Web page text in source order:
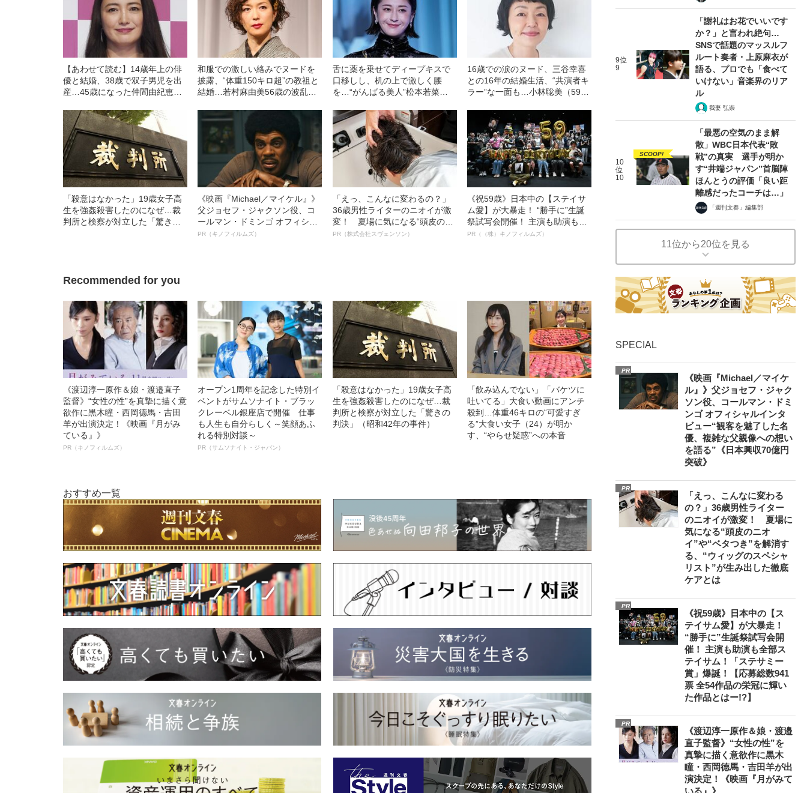
【あわせて読む】14歳年上の俳
優と結婚、38歳で双子男児を出
産…45歳になった仲間由紀恵
い通りにはいかないはずなの
で…」
和服での激しい絡みでヌードを
披露、“体重150キロ超”の教祖と
結婚…若村麻由美56歳の波乱万
舌に薬を乗せてディープキスで
口移しし、机の上で激しく腰
を…“がんばる美人”松本若菜
16歳での涙のヌード、三谷幸喜
との16年の結婚生活、“共演者キ
ラー”な一面も…小林聡美（59）
女優人生
「殺意はなかった」19歳女子高
生を強姦殺害したのになぜ…裁
判所と検察が対立した「驚きの
《映画『Michael／マイケル』》
父ジョセフ・ジャクソン役、コ
ールマン・ドミンゴ オフィシャ
ルインタビュー“観客を魅了した
PR（キノフィルムズ）
「えっ、こんなに変わるの？」
36歳男性ライターのニオイが激
変！ 夏場に気になる“頭皮のニ
オイ”や“ベタつき”を解消す
PR（株式会社スヴェンソン）
《祝59歳》日本中の【ステイサ
ム愛】が大暴走！ “勝手に”生誕
祭試写会開催！ 主演も助演も全
部ステイサム！「ステサミー
PR（（株）キノフィルムズ）
Recommended for you
《渡辺淳一原作＆娘・渡邉直子
監督》“女性の性”を真摯に描く意
欲作に黒木瞳・西岡德馬・吉田
羊が出演決定！《映画『月がみ
ている』》
PR（キノフィルムズ）
オープン1周年を記念した特別イ
ベントがサムソナイト・ブラッ
クレーベル銀座店で開催 仕事
も人生も自分らしく～笑顔あふ
れる特別対談～
PR（サムソナイト・ジャパン）
「殺意はなかった」19歳女子高
生を強姦殺害したのになぜ…裁
判所と検察が対立した「驚きの
判決」（昭和42年の事件）
「飲み込んでない」「バケツに
吐いてる」大食い動画にアンチ
殺到…体重46キロの“可愛すぎ
る”大食い女子（24）が明か
す、“やらせ疑惑”への本音
おすすめ一覧
9位
9
「謝礼はお花でいいです
か？」と言われ絶句…
SNSで話題のマッスルフ
ルート奏者・上原麻衣が
語る、プロでも「食べて
いけない」音楽界のリア
ル
我妻 弘崇
10
位
10
SCOOP!
「最悪の空気のまま解
散」WBC日本代表“敗
戦”の真実 選手が明か
す“井端ジャパン”首脳陣
ほんとうの評価「良い距
離感だったコーチは…」
「週刊文春」編集部
11位から20位を見る
SPECIAL
PR
《映画『Michael／マイケ
ル』》父ジョセフ・ジャク
ソン役、コールマン・ドミ
ンゴ オフィシャルインタ
ビュー“観客を魅了した名
優、複雑な父親像への想い
を語る”《日本興収70億円
突破》
PR
「えっ、こんなに変わる
の？」36歳男性ライター
のニオイが激変！ 夏場に
気になる“頭皮のニオ
イ”や“ベタつき”を解消す
る、“ウィッグのスペシャ
リスト”が生み出した徹底
ケアとは
PR
《祝59歳》日本中の【ス
テイサム愛】が大暴走！
“勝手に”生誕祭試写会開
催！ 主演も助演も全部ス
テイサム！「ステサミー
賞」爆誕！【応募総数941
票 全54作品の栄冠に輝い
た作品とはー!?】
PR
《渡辺淳一原作＆娘・渡邉
直子監督》“女性の性”を
真摯に描く意欲作に黒木
瞳・西岡德馬・吉田羊が出
演決定！《映画『月がみて